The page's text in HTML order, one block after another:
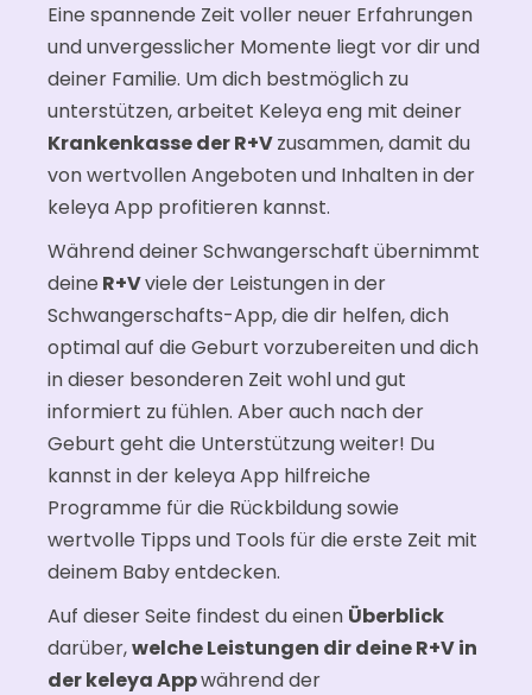
Eine spannende Zeit voller neuer Erfahrungen
und unvergesslicher Momente liegt vor dir und
deiner Familie. Um dich bestmöglich zu
unterstützen, arbeitet Keleya eng mit deiner
Krankenkasse der R+Vzusammen, damit du
von wertvollen Angeboten und Inhalten in der
keleya App profitieren kannst.
Während deiner Schwangerschaft übernimmt
deine R+Vviele der Leistungen in der
Schwangerschafts-App, die dir helfen, dich
optimal auf die Geburt vorzubereiten und dich
in dieser besonderen Zeit wohl und gut
informiert zu fühlen. Aber auch nach der
Geburt geht die Unterstützung weiter! Du
kannst in der keleya App hilfreiche
Programme für die Rückbildung sowie
wertvolle Tipps und Tools für die erste Zeit mit
deinem Baby entdecken.
Auf dieser Seite findest du einen Überblick
darüber,welche Leistungen dir deine R+V in
der keleya Appwährend der